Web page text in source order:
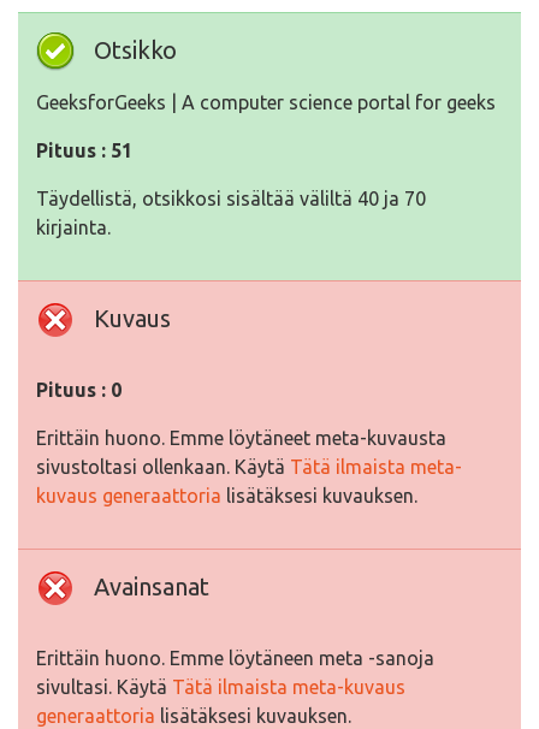
Otsikko
GeeksforGeeks | A computer science portal for geeks
Pituus : 51
Täydellistä, otsikkosi sisältää väliltä 40 ja 70
kirjainta.
Kuvaus
Pituus : 0
Erittäin huono. Emme löytäneet meta-kuvausta
sivustoltasi ollenkaan. Käytä Tätä ilmaista meta-
kuvaus generaattoria lisätäksesi kuvauksen.
Avainsanat
Erittäin huono. Emme löytäneen meta -sanoja
sivultasi. Käytä Tätä ilmaista meta-kuvaus
generaattoria lisätäksesi kuvauksen.